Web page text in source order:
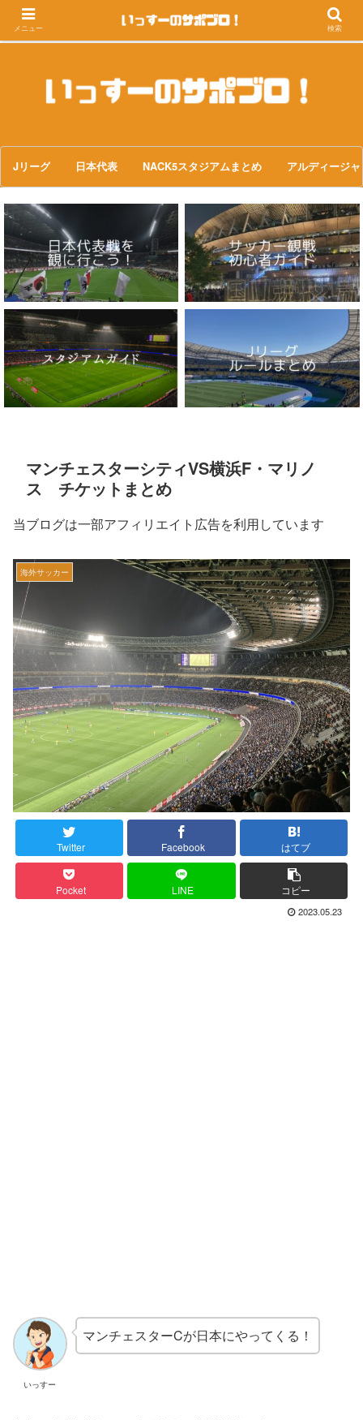
Jリーグ 日本代表 NACK5スタジアムまとめ アルディージャ
マンチェスターシティVS横浜F・マリノ
ス チケットまとめ
当ブログは一部アフィリエイト広告を利用しています
海外サッカー
Twitter Facebook はてブ
Pocket LINE コピー
2023.05.23
いっすー
マンチェスターCが日本にやってくる！
メニュー 検索